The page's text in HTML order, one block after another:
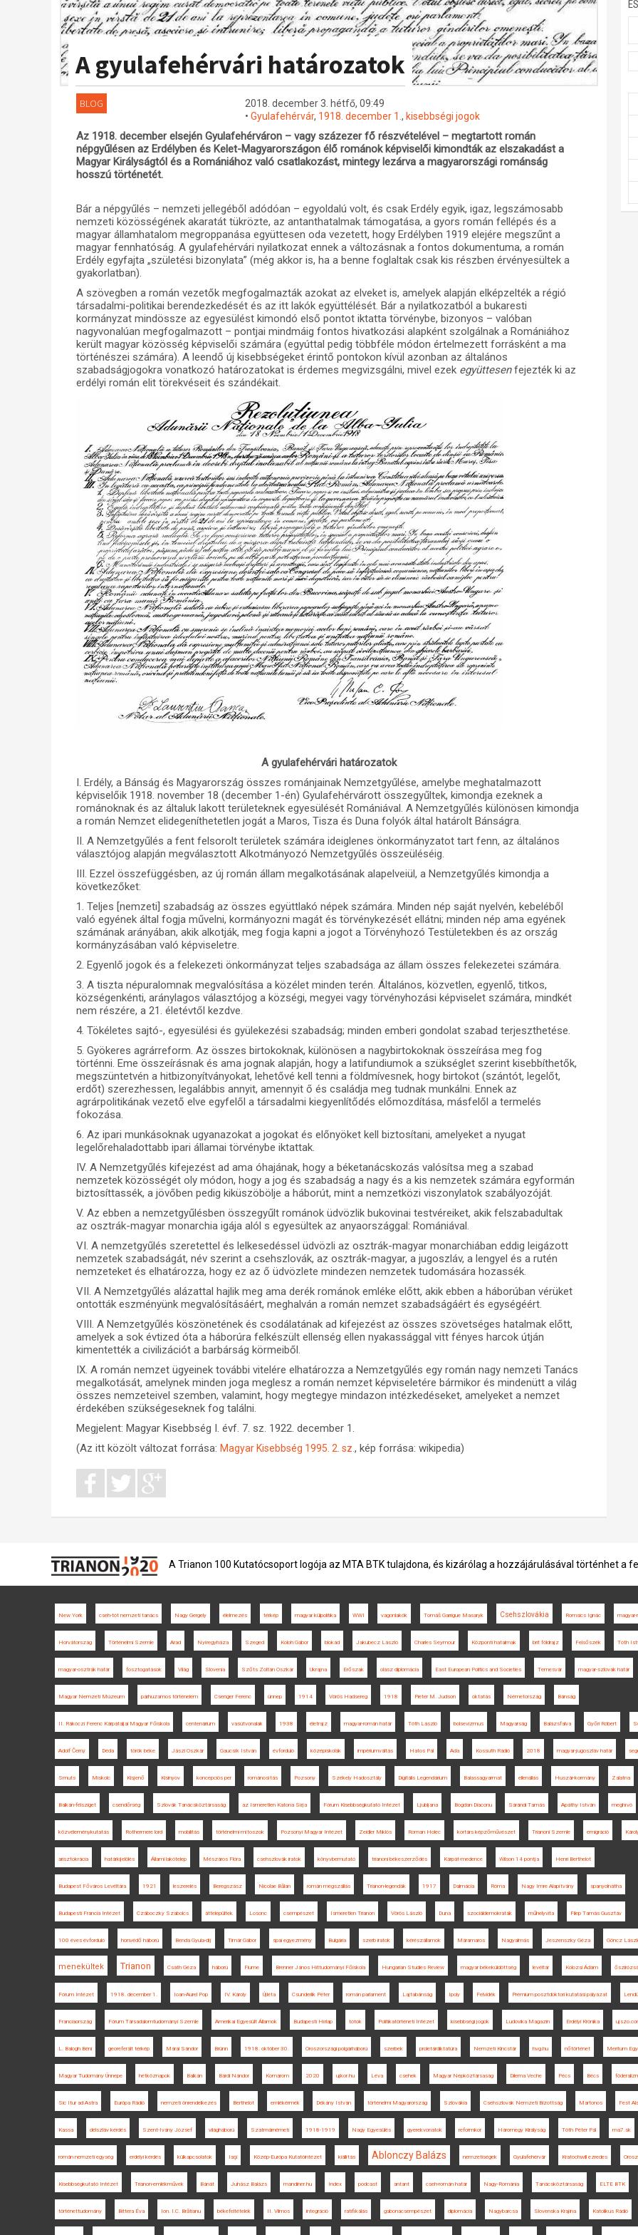
A gyulafehérvári határozatok
BLOG
2018. december 3. hétfő, 09:49
• Gyulafehérvár, 1918. december 1. , kisebbségi jogok
Az 1918. december elsején Gyulafehérváron – vagy százezer fő részvételével – megtartott román
népgyűlésen az Erdélyben és Kelet-Magyarországon élő románok képviselői kimondták az elszakadást a
Magyar Királyságtól és a Romániához való csatlakozást, mintegy lezárva a magyarországi románság
hosszú történetét.
Bár a népgyűlés – nemzeti jellegéből adódóan – egyoldalú volt, és csak Erdély egyik, igaz, legszámosabb
nemzeti közösségének akaratát tükrözte, az antanthatalmak támogatása, a gyors román fellépés és a
magyar államhatalom megroppanása együttesen oda vezetett, hogy Erdélyben 1919 elejére megszűnt a
magyar fennhatóság. A gyulafehérvári nyilatkozat ennek a változásnak a fontos dokumentuma, a román
Erdély egyfajta „születési bizonylata” (még akkor is, ha a benne foglaltak csak kis részben érvényesültek a
gyakorlatban).
A szövegben a román vezetők megfogalmazták azokat az elveket is, amelyek alapján elképzelték a régió
társadalmi-politikai berendezkedését és az itt lakók együttélését. Bár a nyilatkozatból a bukaresti
kormányzat mindössze az egyesülést kimondó első pontot iktatta törvénybe, bizonyos – valóban
nagyvonalúan megfogalmazott – pontjai mindmáig fontos hivatkozási alapként szolgálnak a Romániához
került magyar közösség képviselői számára (egyúttal pedig többféle módon értelmezett forrásként a ma
történészei számára). A leendő új kisebbségeket érintő pontokon kívül azonban az általános
szabadságjogokra vonatkozó határozatokat is érdemes megvizsgálni, mivel ezek együttesenfejezték ki az
erdélyi román elit törekvéseit és szándékait.
A gyulafehérvári határozatok
I. Erdély, a Bánság és Magyarország összes románjainak Nemzetgyűlése, amelybe meghatalmazott
képviselőik 1918. november 18 (december 1-én) Gyulafehérvárott összegyűltek, kimondja ezeknek a
románoknak és az általuk lakott területeknek egyesülését Romániával. A Nemzetgyűlés különösen kimondja
a román Nemzet elidegeníthetetlen jogát a Maros, Tisza és Duna folyók által határolt Bánságra.
II. A Nemzetgyűlés a fent felsorolt területek számára ideiglenes önkormányzatot tart fenn, az általános
választójog alapján megválasztott Alkotmányozó Nemzetgyűlés összeüléséig.
III. Ezzel összefüggésben, az új román állam megalkotásának alapelveiül, a Nemzetgyűlés kimondja a
következőket:
1. Teljes [nemzeti] szabadság az összes együttlakó népek számára. Minden nép saját nyelvén, kebeléből
való egyének által fogja művelni, kormányozni magát és törvénykezését ellátni; minden nép ama egyének
számának arányában, akik alkotják, meg fogja kapni a jogot a Törvényhozó Testületekben és az ország
kormányzásában való képviseletre.
2. Egyenlő jogok és a felekezeti önkormányzat teljes szabadsága az állam összes felekezetei számára.
3. A tiszta népuralomnak megvalósítása a közélet minden terén. Általános, közvetlen, egyenlő, titkos,
községenkénti, aránylagos választójog a községi, megyei vagy törvényhozási képviselet számára, mindkét
nem részére, a 21. életévtől kezdve.
4. Tökéletes sajtó-, egyesülési és gyülekezési szabadság; minden emberi gondolat szabad terjeszthetése.
5. Gyökeres agrárreform. Az összes birtokoknak, különösen a nagybirtokoknak összeírása meg fog
történni. Eme összeírásnak és ama jognak alapján, hogy a latifundiumok a szükséglet szerint kisebbíthetők,
megszüntetvén a hitbizonyítványokat, lehetővé kell tenni a földmívesnek, hogy birtokot (szántót, legelőt,
erdőt) szerezhessen, legalábbis annyit, amennyit ő és családja meg tudnak munkálni. Ennek az
agrárpolitikának vezető elve egyfelől a társadalmi kiegyenlítődés előmozdítása, másfelől a termelés
fokozása.
6. Az ipari munkásoknak ugyanazokat a jogokat és előnyöket kell biztosítani, amelyeket a nyugat
legelőrehaladottabb ipari államai törvénybe iktattak.
IV. A Nemzetgyűlés kifejezést ad ama óhajának, hogy a béketanácskozás valósítsa meg a szabad
nemzetek közösségét oly módon, hogy a jog és szabadság a nagy és a kis nemzetek számára egyformán
biztosíttassék, a jövőben pedig kiküszöbölje a háborút, mint a nemzetközi viszonylatok szabályozóját.
V. Az ebben a nemzetgyűlésben összegyűlt románok üdvözlik bukovinai testvéreiket, akik felszabadultak
az osztrák-magyar monarchia igája alól s egyesültek az anyaországgal: Romániával.
VI. A nemzetgyűlés szeretettel és lelkesedéssel üdvözli az osztrák-magyar monarchiában eddig leigázott
nemzetek szabadságát, név szerint a csehszlovák, az osztrák-magyar, a jugoszláv, a lengyel és a rutén
nemzeteket és elhatározza, hogy ez az ő üdvözlete mindezen nemzetek tudomására hozassék.
VII. A Nemzetgyűlés alázattal hajlik meg ama derék románok emléke előtt, akik ebben a háborúban vérüket
ontották eszményünk megvalósításáért, meghalván a román nemzet szabadságáért és egységéért.
VIII. A Nemzetgyűlés köszönetének és csodálatának ad kifejezést az összes szövetséges hatalmak előtt,
amelyek a sok évtized óta a háborúra felkészült ellenség ellen nyakassággal vitt fényes harcok útján
kimentették a civilizációt a barbárság körmeiből.
IX. A román nemzet ügyeinek további vitelére elhatározza a Nemzetgyűlés egy román nagy nemzeti Tanács
megalkotását, amelynek minden joga meglesz a román nemzet képviseletére bármikor és mindenütt a világ
összes nemzeteivel szemben, valamint, hogy megtegye mindazon intézkedéseket, amelyeket a nemzet
érdekében szükségeseknek fog találni.
Megjelent: Magyar Kisebbség I. évf. 7. sz. 1922. december 1.
(Az itt közölt változat forrása: Magyar Kisebbség 1995. 2. sz. , kép forrása: wikipedia)
A Trianon 100 Kutatócsoport logója az MTA BTK tulajdona, és kizárólag a hozzájárulásával történhet a
New York cseh-tót nemzeti tanács Nagy Gergely élelmezés térkép magyar külpolitika WWI vagonlakók Tomáš Garrigue Masaryk Csehszlovákia Romsics Ignác magyar-
Horvátország Történelmi Szemle Arad Nyíregyháza Szeged Koloh Gábor blokád Jakubecz László Charles Seymour Központi hatalmak brit földrajz Felsőszék Tóth
magyar-osztrák határ fosztogatások Világ Slovenia Szőts Zoltán Oszkár Ukrajna Erőszak olasz diplomácia East European Politics and Societies Temesvár magyar-szlovák határ
Magyar Nemzeti Múzeum párhuzamos történelem Csenger Ferenc ünnep 1914 Vörös Hadsereg 1918 Pieter M. Judson oktatás Németország Bánság
II. Rákóczi Ferenc Kárpátaljai Magyar Főiskola centenárium vasútvonalak 1938 életrajz magyar-román határ Tóth László bolsevizmus Magyarság Balázsfalva Győri Róbert
Adolf Černý Déda török béke Jászi Oszkár Gaucsík István évforduló középiskolák impériumváltás Hatos Pál Ada Kossuth Rádió 2018 magyar-jugoszláv határ
Smuts Miskolc Kisjenő Kisinyov koncepciós per románosítás Pozsony Székely Hadosztály Digitális Legendárium Balassagyarmat ellenállás Huszár-kormány Zalatna
Balkán-félsziget csendőrség Szlovák Tanácsköztársaság az Ismeretlen Katona Sírja Fórum Kisebbségkutató Intézet Ljubljana Bogdan Diaconu Sárándi Tamás Apáthy István meghívó
közvéleménykutatás Rothermere lord mobilitás történelmi mítoszok Pozsonyi Magyar Intézet Zeidler Miklós Roman Holec kortárs képzőművészet Trianoni Szemle emigráció
arisztokrácia határkijelölés Állami lakótelep Mészáros Flóra csehszlovák iratok könyvbemutató trianoni békeszerződés Kárpát-medence Wilson 14 pontja Henri Berthelot
Budapest Főváros Levéltára 1921 leszerelés Beregszász Nicolae Bălan román megszállás Trianon-legendák 1917 Dalmácia Róma Nagy Imre Alapítvány spanyolnátha
Budapesti Francia Intézet Czáboczky Szabolcs áttelepültek Losonc csempészet Ismeretlen Trianon Vörös László Duna szociáldemokraták műhelyvita Filep Tamás Gusztáv
100 éves évforduló honvédő háború Benda Gyula-díj Timár Gábor spai egyezmény Bulgária szerb iratok kérészállamok Máramaros Nagyalmás Jeszenszky Géza Göncz
menekültek Trianon Csáth Géza háború Fiume Brenner János Hittudományi Főiskola Hungarian Studies Review magyar békeküldöttség levéltár Kolozsi Ádám
Fórum Intézet 1918. december 1. Ioan-Aurel Pop IV. Károly Újléta Csunderlik Péter román parlament Lajtabánság Ipoly Felvidék Prémium posztdoktori kutatási pályázat
Franciaország Fórum Társadalomtudományi Szemle Amerikai Egyesült Államok Budapesti Hírlap tótok Politikatörténeti Intézet kisebbségi jogok Ludovika Magazin Erdélyi Krónika
L. Balogh Béni georeferált térkép Márai Sándor Brünn 1918. október 30. Oroszországi polgárháború szerbek proletárdiktatúra Nemzeti Kincstár hvg.hu nőtörténet Meritum
Magyar Tudomány Ünnepe hétköznapok Balkán Bárdi Nándor Komárom 2020 ujkor.hu Léva csehek Magyar Népköztársaság Dilema Veche Pécs Bécs
Sic Itur ad Astra Európa Rádió nemzeti önrendelkezés Berthelot emlékérmék Dékány István történelmi Magyarország Szlovákia Csehszlovák Nemzeti Bizottság Martonos Fest
Kassa délszláv kérdés Szent-Ivány József világháború Szatmárnémeti 1918-1919 Nagy Egyesülés gyerekvonatok reformkor Háromegy Királyság Tóth Péter Pál ma7.sk
román nemzeti egység erdélyi kérdés külkapcsolatok Iaşi Közép-Európa Kutatóintézet kiállítás Ablonczy Balázs nemzetiségek Gyulafehérvár Kratochwill ezredes
Kisebbségkutató Intézet Trianon-emlékművek Bánát Juhász Balázs mandiner.hu Index podcast antant cseh-román határ Nagy-Románia Tanácsköztársaság ELTE BTK
történettudomány Bittera Éva Ion. I.C. Brătianu békefeltételek II. Vilmos integráció ratifikálás gabonacsempészet diplomácia Nagybarcsa Slovenska Krajina Katolikus Rádió